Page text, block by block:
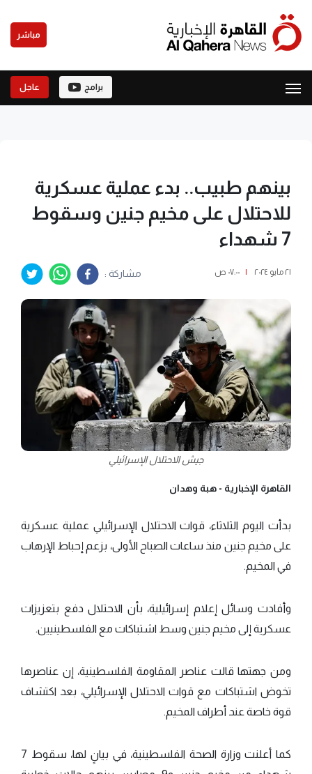
مباشر
برامج عاجل
بينهم طبيب.. بدء عملية عسكرية
للاحتلال على مخيم جنين وسقوط
7 شهداء
٢١ مايو ٢٠٢٤ | ٠٧:٠٠ ص مشاركة :
جيش الاحتلال الإسرائيلي
القاهرة الإخبارية - هبة وهدان
بدأت اليوم الثلاثاء، قوات الاحتلال الإسرائيلي عملية عسكرية
على مخيم جنين منذ ساعات الصباح الأولى، بزعم إحباط الإرهاب
في المخيم.
وأفادت وسائل إعلام إسرائيلية، بأن الاحتلال دفع بتعزيزات
عسكرية إلى مخيم جنين وسط اشتباكات مع الفلسطينيين.
ومن جهتها قالت عناصر المقاومة الفلسطينية، إن عناصرها
تخوض اشتباكات مع قوات الاحتلال الإسرائيلي، بعد اكتشاف
قوة خاصة عند أطراف المخيم.
كما أعلنت وزارة الصحة الفلسطينية، في بيانٍ لها، سقوط 7